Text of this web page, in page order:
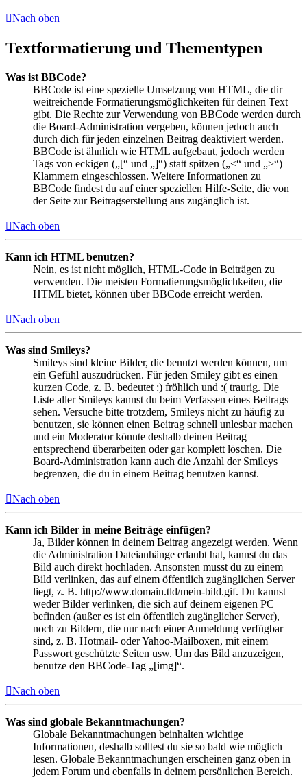
Nach oben
Textformatierung und Thementypen
Was ist BBCode?
BBCode ist eine spezielle Umsetzung von HTML, die dir
weitreichende Formatierungsmöglichkeiten für deinen Text
gibt. Die Rechte zur Verwendung von BBCode werden durch
die Board-Administration vergeben, können jedoch auch
durch dich für jeden einzelnen Beitrag deaktiviert werden.
BBCode ist ähnlich wie HTML aufgebaut, jedoch werden
Tags von eckigen („[“ und „]“) statt spitzen („<“ und „>“)
Klammern eingeschlossen. Weitere Informationen zu
BBCode findest du auf einer speziellen Hilfe-Seite, die von
der Seite zur Beitragserstellung aus zugänglich ist.
Nach oben
Kann ich HTML benutzen?
Nein, es ist nicht möglich, HTML-Code in Beiträgen zu
verwenden. Die meisten Formatierungsmöglichkeiten, die
HTML bietet, können über BBCode erreicht werden.
Nach oben
Was sind Smileys?
Smileys sind kleine Bilder, die benutzt werden können, um
ein Gefühl auszudrücken. Für jeden Smiley gibt es einen
kurzen Code, z. B. bedeutet :) fröhlich und :( traurig. Die
Liste aller Smileys kannst du beim Verfassen eines Beitrags
sehen. Versuche bitte trotzdem, Smileys nicht zu häufig zu
benutzen, sie können einen Beitrag schnell unlesbar machen
und ein Moderator könnte deshalb deinen Beitrag
entsprechend überarbeiten oder gar komplett löschen. Die
Board-Administration kann auch die Anzahl der Smileys
begrenzen, die du in einem Beitrag benutzen kannst.
Nach oben
Kann ich Bilder in meine Beiträge einfügen?
Ja, Bilder können in deinem Beitrag angezeigt werden. Wenn
die Administration Dateianhänge erlaubt hat, kannst du das
Bild auch direkt hochladen. Ansonsten musst du zu einem
Bild verlinken, das auf einem öffentlich zugänglichen Server
liegt, z. B. http://www.domain.tld/mein-bild.gif. Du kannst
weder Bilder verlinken, die sich auf deinem eigenen PC
befinden (außer es ist ein öffentlich zugänglicher Server),
noch zu Bildern, die nur nach einer Anmeldung verfügbar
sind, z. B. Hotmail- oder Yahoo-Mailboxen, mit einem
Passwort geschützte Seiten usw. Um das Bild anzuzeigen,
benutze den BBCode-Tag „[img]“.
Nach oben
Was sind globale Bekanntmachungen?
Globale Bekanntmachungen beinhalten wichtige
Informationen, deshalb solltest du sie so bald wie möglich
lesen. Globale Bekanntmachungen erscheinen ganz oben in
jedem Forum und ebenfalls in deinem persönlichen Bereich.